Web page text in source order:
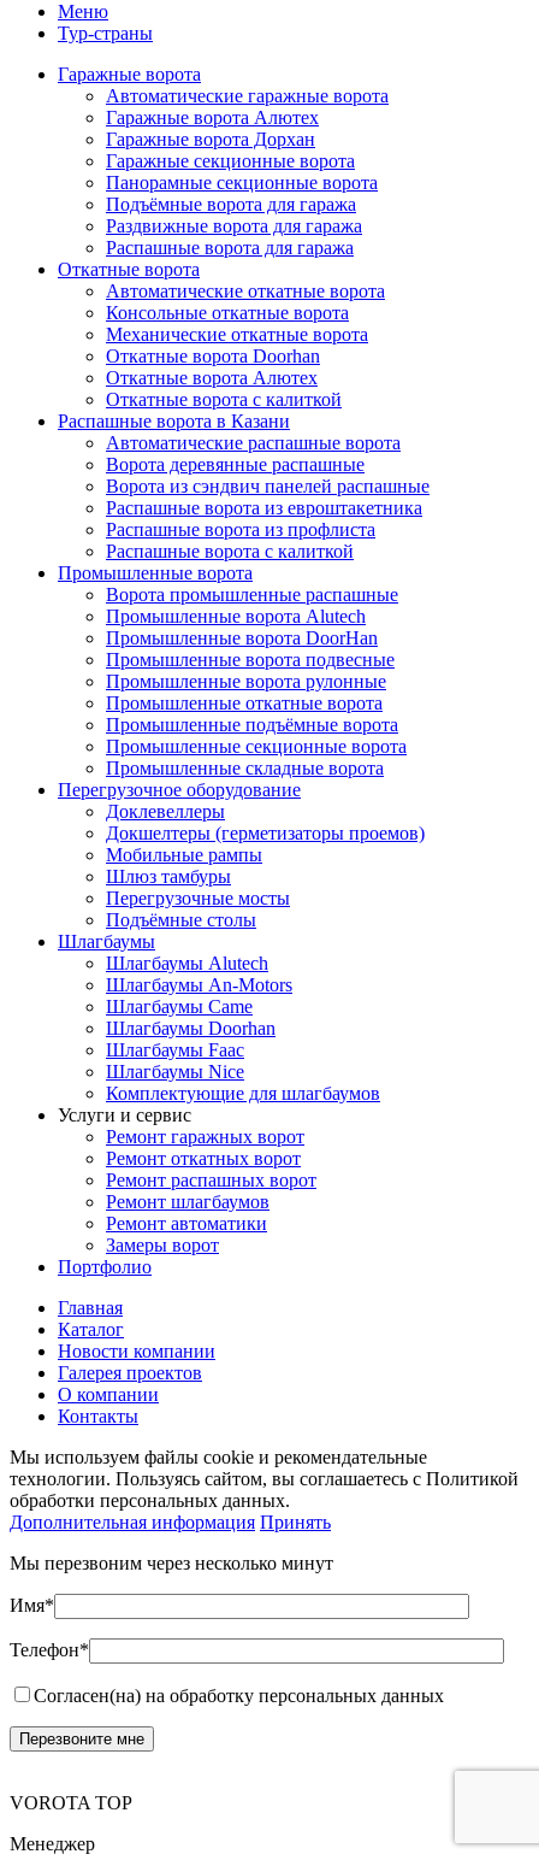
Меню
Тур-страны
Гаражные ворота
Автоматические гаражные ворота
Гаражные ворота Алютех
Гаражные ворота Дорхан
Гаражные секционные ворота
Панорамные секционные ворота
Подъёмные ворота для гаража
Раздвижные ворота для гаража
Распашные ворота для гаража
Откатные ворота
Автоматические откатные ворота
Консольные откатные ворота
Механические откатные ворота
Откатные ворота Doorhan
Откатные ворота Алютех
Откатные ворота с калиткой
Распашные ворота в Казани
Автоматические распашные ворота
Ворота деревянные распашные
Ворота из сэндвич панелей распашные
Распашные ворота из евроштакетника
Распашные ворота из профлиста
Распашные ворота с калиткой
Промышленные ворота
Ворота промышленные распашные
Промышленные ворота Alutech
Промышленные ворота DoorHan
Промышленные ворота подвесные
Промышленные ворота рулонные
Промышленные откатные ворота
Промышленные подъёмные ворота
Промышленные секционные ворота
Промышленные складные ворота
Перегрузочное оборудование
Доклевеллеры
Докшелтеры (герметизаторы проемов)
Мобильные рампы
Шлюз тамбуры
Перегрузочные мосты
Подъёмные столы
Шлагбаумы
Шлагбаумы Alutech
Шлагбаумы An-Motors
Шлагбаумы Came
Шлагбаумы Doorhan
Шлагбаумы Faac
Шлагбаумы Nice
Комплектующие для шлагбаумов
Услуги и сервис
Ремонт гаражных ворот
Ремонт откатных ворот
Ремонт распашных ворот
Ремонт шлагбаумов
Ремонт автоматики
Замеры ворот
Портфолио
Главная
Каталог
Новости компании
Галерея проектов
О компании
Контакты
Мы используем файлы cookie и рекомендательные
технологии. Пользуясь сайтом, вы соглашаетесь с Политикой
обработки персональных данных.
Дополнительная информация Принять
Мы перезвоним через несколько минут
Имя*
Телефон*
Согласен(на) на обработку персональных данных
VOROTA TOP
Менеджер